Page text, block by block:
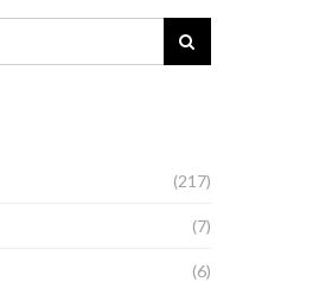
(217)
(7)
(6)